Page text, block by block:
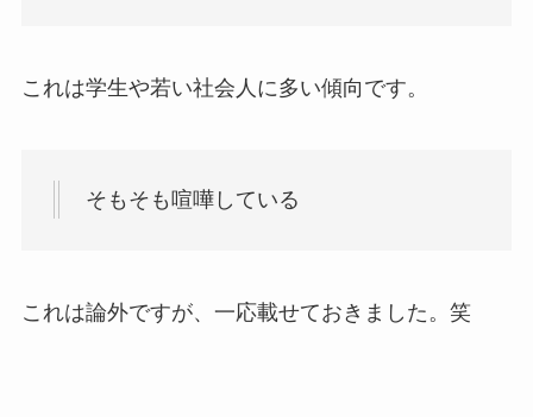
これは学生や若い社会人に多い傾向です。
そもそも喧嘩している
これは論外ですが、一応載せておきました。笑